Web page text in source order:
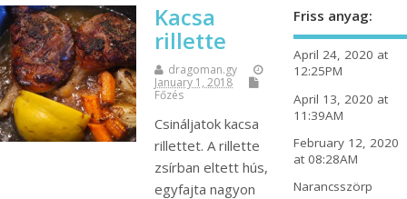
Kacsa
rillette
dragoman.gy
January 1, 2018
Főzés
Csináljatok kacsa
rillettet. A rillette
zsírban eltett hús,
egyfajta nagyon
Friss anyag:
April 24, 2020 at
12:25PM
April 13, 2020 at
11:39AM
February 12, 2020
at 08:28AM
Narancsszörp